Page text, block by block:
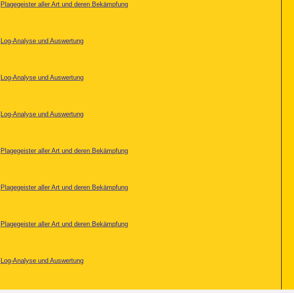
Plagegeister aller Art und deren Bekämpfung
Log-Analyse und Auswertung
Log-Analyse und Auswertung
Log-Analyse und Auswertung
Plagegeister aller Art und deren Bekämpfung
Plagegeister aller Art und deren Bekämpfung
Plagegeister aller Art und deren Bekämpfung
Log-Analyse und Auswertung